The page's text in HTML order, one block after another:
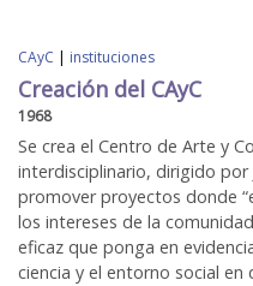
CAyC | instituciones
Creación del CAyC
1968
Se crea el Centro de Arte y
interdisciplinario, dirigido
promover proyectos donde
los intereses de la
eficaz que ponga en
ciencia y el entorno social en